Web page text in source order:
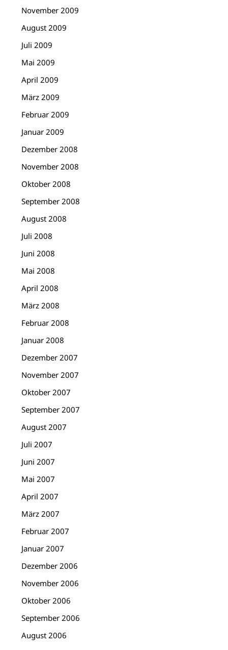
November 2009
August 2009
Juli 2009
Mai 2009
April 2009
März 2009
Februar 2009
Januar 2009
Dezember 2008
November 2008
Oktober 2008
September 2008
August 2008
Juli 2008
Juni 2008
Mai 2008
April 2008
März 2008
Februar 2008
Januar 2008
Dezember 2007
November 2007
Oktober 2007
September 2007
August 2007
Juli 2007
Juni 2007
Mai 2007
April 2007
März 2007
Februar 2007
Januar 2007
Dezember 2006
November 2006
Oktober 2006
September 2006
August 2006